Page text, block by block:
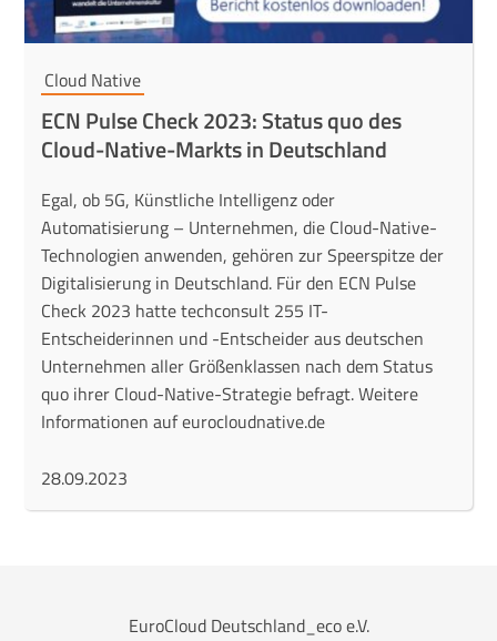
Cloud Native
ECN Pulse Check 2023: Status quo des
Cloud-Native-Markts in Deutschland
Egal, ob 5G, Künstliche Intelligenz oder
Automatisierung – Unternehmen, die Cloud-Native-
Technologien anwenden, gehören zur Speerspitze der
Digitalisierung in Deutschland. Für den ECN Pulse
Check 2023 hatte techconsult 255 IT-
Entscheiderinnen und -Entscheider aus deutschen
Unternehmen aller Größenklassen nach dem Status
quo ihrer Cloud-Native-Strategie befragt. Weitere
Informationen auf eurocloudnative.de
28.09.2023
EuroCloud Deutschland_eco e.V.